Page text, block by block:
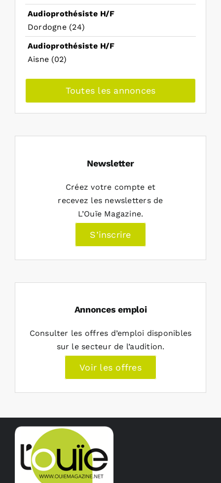
Audioprothésiste H/F
Dordogne (24)
Audioprothésiste H/F
Aisne (02)
Toutes les annonces
Newsletter
Créez votre compte et
recevez les newsletters de
L’Ouïe Magazine.
S’inscrire
Annonces emploi
Consulter les offres d’emploi disponibles
sur le secteur de l’audition.
Voir les offres